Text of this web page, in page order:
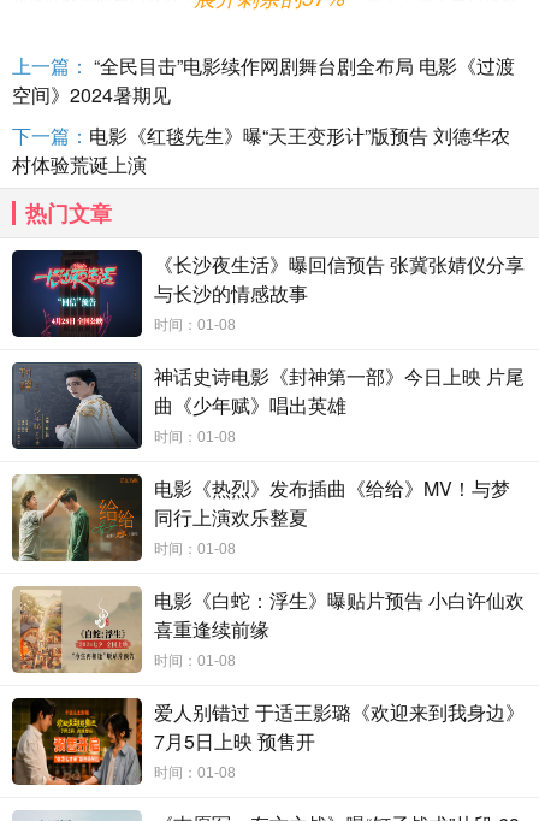
角色林北星，张佳宁动情表示“为林北星流的眼泪是出道十四年来最多
的”，因为对这个角色付出了全部的真心，所以更能深切感受到大家对
她的爱意。麦子的扮演者蒋昀霖特意去体验生活学修车，一次次计时
练习。傅菁为了更契合高歌这一角色，舍弃更美的造型仍然选择齐刘
海扮相出演……一路走来，从创作到表演再到后续的宣发，主创团队
的真诚打动了每位观众。在厦门站路演现场，有一位剧粉为主创真情
实感朗读信件，感谢主创团队对粉丝需求件件都尊重、事事有回应，
读到动情处声音几近哽咽，表示主创团队的付出和心血都被大家看在
眼里、记在心上，在她难掩哭腔的告白中，台上主创们也深受感染流
下眼泪。从剧到电影，主创与观众的双向奔赴都有迹可循，一如此次
路演的主题——“爱有回响”，它不仅代表张万森林北星之间的暗恋有
回响，也代表着电影和观众之间的温暖羁绊。
张佳宁送屈楚萧星星弥补片中遗憾 老人金婚观影称自己也曾是张
万森
从冰城哈尔滨开始，主创们的足迹踏过济南、郑州、厦门、上
上一篇： “全民目击”电影续作网剧舞台剧全布局 电影《过渡
空间》2024暑期见
下一篇： 电影《红毯先生》曝“天王变形计”版预告 刘德华农
村体验荒诞上演
热门文章
《长沙夜生活》曝回信预告 张冀张婧仪分享
与长沙的情感故事
时间：01-08
神话史诗电影《封神第一部》今日上映 片尾
曲《少年赋》唱出英雄
时间：01-08
电影《热烈》发布插曲《给给》MV！与梦
同行上演欢乐整夏
时间：01-08
电影《白蛇：浮生》曝贴片预告 小白许仙欢
喜重逢续前缘
时间：01-08
爱人别错过 于适王影璐《欢迎来到我身边》
7月5日上映 预售开
时间：01-08